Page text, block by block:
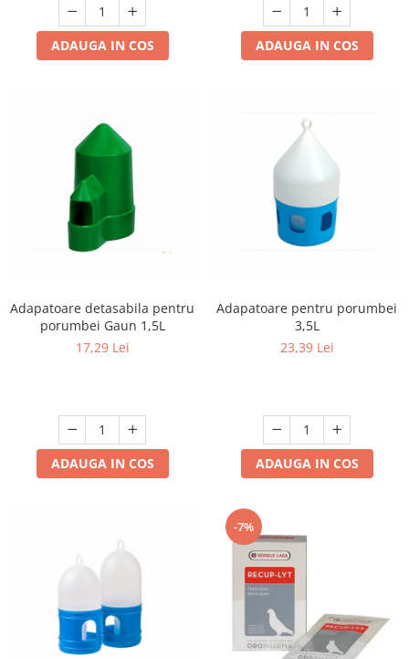
ADAUGA IN COS ADAUGA IN COS
Adapatoare detasabila pentru
porumbei Gaun 1,5L
17,29 Lei
ADAUGA IN COS
Adapatoare pentru porumbei
3,5L
23,39 Lei
ADAUGA IN COS
-7%